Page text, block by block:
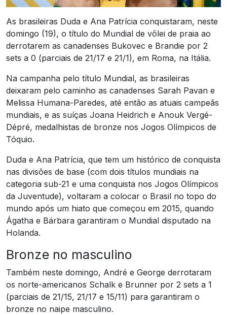
As brasileiras Duda e Ana Patrícia conquistaram, neste
domingo (19), o título do Mundial de vôlei de praia ao
derrotarem as canadenses Bukovec e Brandie por 2
sets a 0 (parciais de 21/17 e 21/1), em Roma, na Itália.
Na campanha pelo título Mundial, as brasileiras
deixaram pelo caminho as canadenses Sarah Pavan e
Melissa Humana-Paredes, até então as atuais campeãs
mundiais, e as suíças Joana Heidrich e Anouk Vergé-
Dépré, medalhistas de bronze nos Jogos Olímpicos de
Tóquio.
Duda e Ana Patrícia, que tem um histórico de conquista
nas divisões de base (com dois títulos mundiais na
categoria sub-21 e uma conquista nos Jogos Olímpicos
da Juventude), voltaram a colocar o Brasil no topo do
mundo após um hiato que começou em 2015, quando
Ágatha e Bárbara garantiram o Mundial disputado na
Holanda.
Bronze no masculino
Também neste domingo, André e George derrotaram
os norte-americanos Schalk e Brunner por 2 sets a 1
(parciais de 21/15, 21/17 e 15/11) para garantiram o
bronze no naipe masculino.